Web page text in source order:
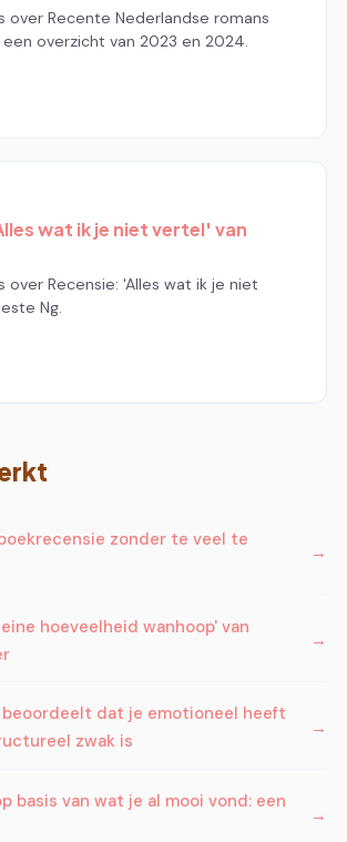
over Recente Nederlandse romans
overzicht van 2023 en 2024.
wat ik je niet vertel' van
over Recensie: 'Alles wat ik je niet
Ng.
zonder te veel te
hoeveelheid wanhoop' van
beoordeelt dat je emotioneel heeft
zwak is
basis van wat je al mooi vond: een